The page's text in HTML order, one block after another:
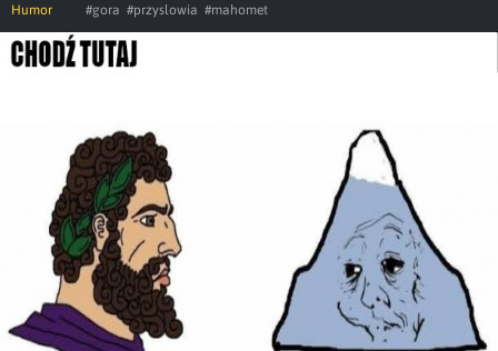
Humor #gora #przyslowia #mahomet